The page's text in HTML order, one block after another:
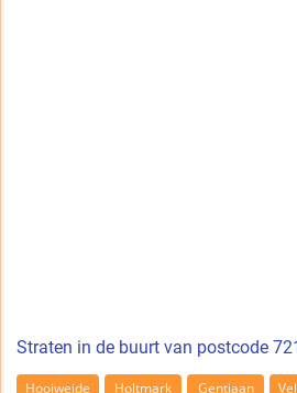
Straten in de buurt van postcode
Hooiweide Holtmark Gentiaan